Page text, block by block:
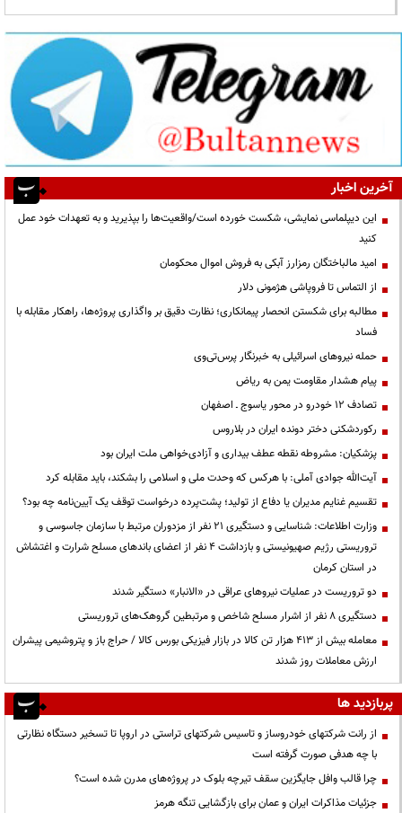
آخرین اخبار
این دیپلماسی نمایشی، شکست خورده است/واقعیت‌ها را بپذیرید و به تعهدات خود عمل
کنید
امید مالباختگان رمزارز آبکی به فروش اموال محکومان
از التماس تا فروپاشی هژمونی دلار
مطالبه برای شکستن انحصار پیمانکاری؛ نظارت دقیق بر واگذاری پروژه‌ها، راهکار مقابله با
فساد
حمله نیروهای اسرائیلی به خبرنگار پرس‌تی‌وی
پیام هشدار مقاومت یمن به ریاض
تصادف ۱۲ خودرو در محور یاسوج ـ اصفهان
رکوردشکنی دختر دونده ایران در بلاروس
پزشکیان: مشروطه نقطه عطف بیداری و آزادی‌خواهی ملت ایران بود
آیت‌الله جوادی آملی: با هرکس که وحدت ملی و اسلامی را بشکند، باید مقابله کرد
تقسیم غنایم مدیران یا دفاع از تولید؛ پشت‌پرده درخواست توقف یک آیین‌نامه چه بود؟
وزارت اطلاعات: شناسایی و دستگیری ۲۱ نفر از مزدوران مرتبط با سازمان جاسوسی و
تروریستی رژیم صهیونیستی و بازداشت ۴ نفر از اعضای باندهای مسلح شرارت و اغتشاش
در استان کرمان
دو تروریست در عملیات نیروهای عراقی در «الانبار» دستگیر شدند
دستگیری ۸ نفر از اشرار مسلح شاخص و مرتبطین گروهک‌های تروریستی
معامله بیش از ۴۱۳ هزار تن کالا در بازار فیزیکی بورس کالا / حراج باز و پتروشیمی پیشران
ارزش معاملات روز شدند
پربازدید ها
از رانت‌ شرکتهای خودروساز و تاسیس شرکتهای تراستی در اروپا تا تسخیر دستگاه نظارتی
با چه هدفی صورت گرفته است
چرا قالب وافل جایگزین سقف تیرچه بلوک در پروژه‌های مدرن شده است؟
جزئیات مذاکرات ایران و عمان برای بازگشایی تنگه هرمز